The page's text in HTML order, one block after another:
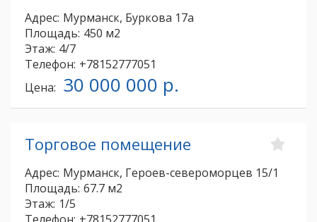
Адрес: Мурманск, Буркова 17а
Площадь: 450 м2
Этаж: 4/7
Телефон: +78152777051
Цена: 30 000 000 р.
Торговое помещение
Адрес: Мурманск, Героев-североморцев 15/1
Площадь: 67.7 м2
Этаж: 1/5